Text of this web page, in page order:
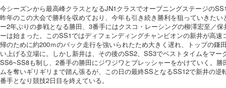
今シーズンから最高峰クラスとなるJN1クラスでオープニングステージの
昨年のこの大会で勝利を収めており、今年も引き続き勝利を狙っていきた
ー2年ぶりの参戦となる勝田、3番手にはクスコ・レーシングの柳澤宏至／
ーは始まった。このSS1ではディフェンディングチャンピオンの新井が高
帰のために約200ｍのバック走行を強いられたため大きく遅れ、トップの鎌
い上げる立場に。しかし新井は、その後のSS2、SS3でベストタイムをマー
SS6~SS8も制し、2番手の勝田にジワジワとプレッシャーをかけていく。
ムを奪いギリギリまで踏ん張るが、この日の最終SSとなるSS12で新井の逆
番手となり競技2日目を終えている。